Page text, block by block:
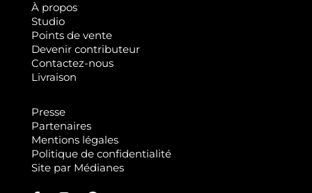
À propos
Studio
Points de vente
Devenir contributeur
Contactez-nous
Livraison
Presse
Partenaires
Mentions légales
Politique de confidentialité
Site par Médianes